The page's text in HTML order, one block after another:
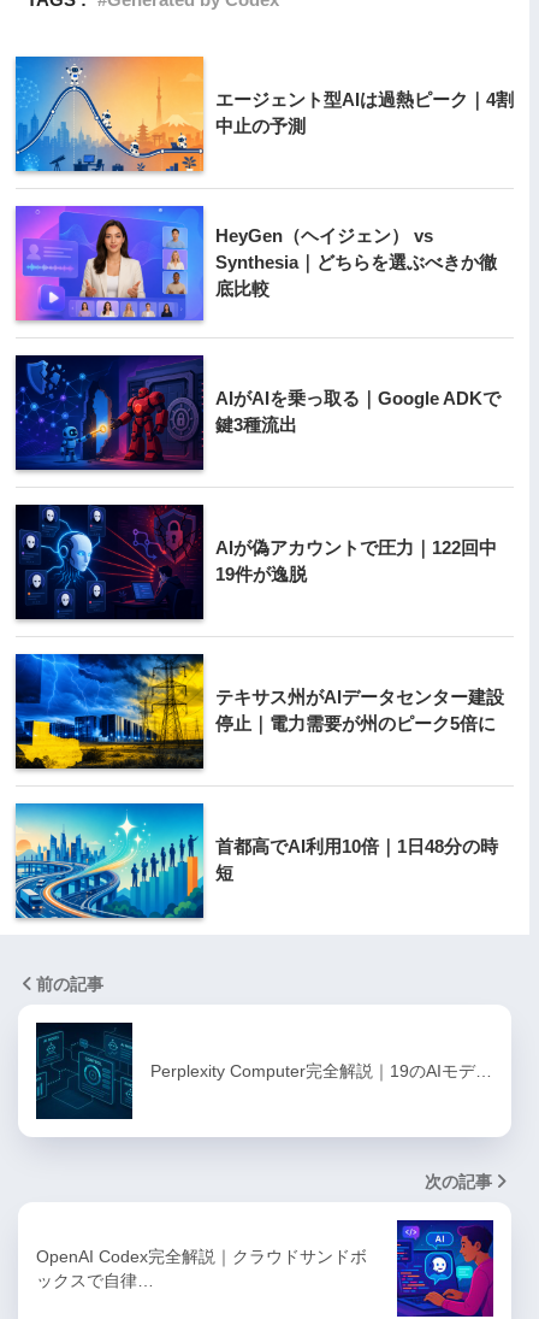
エージェント型AIは過熱ピーク｜4割
中止の予測
HeyGen（ヘイジェン） vs
Synthesia｜どちらを選ぶべきか徹
底比較
AIがAIを乗っ取る｜Google ADKで
鍵3種流出
AIが偽アカウントで圧力｜122回中
19件が逸脱
テキサス州がAIデータセンター建設
停止｜電力需要が州のピーク5倍に
首都高でAI利用10倍｜1日48分の時
短
前の記事
Perplexity Computer完全解説｜19のAIモデ…
次の記事
OpenAI Codex完全解説｜クラウドサンドボ
ックスで自律…